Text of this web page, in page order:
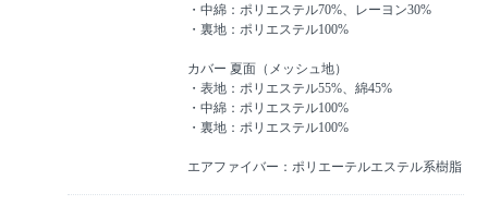
・中綿：ポリエステル70%、レーヨン30%
・裏地：ポリエステル100%
カバー 夏面（メッシュ地）
・表地：ポリエステル55%、綿45%
・中綿：ポリエステル100%
・裏地：ポリエステル100%
エアファイバー：ポリエーテルエステル系樹脂